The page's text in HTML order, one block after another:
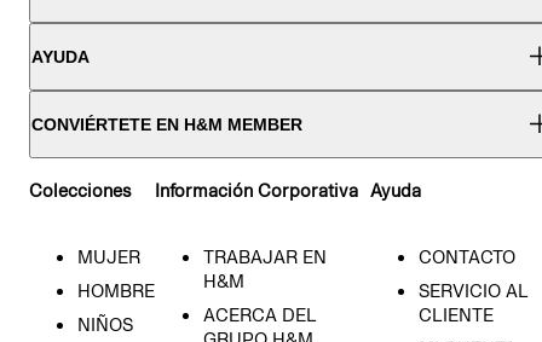
AYUDA
CONVIÉRTETE EN H&M MEMBER
Colecciones
MUJER
HOMBRE
NIÑOS
Información Corporativa
TRABAJAR EN
H&M
ACERCA DEL
Ayuda
CONTACTO
SERVICIO AL
CLIENTE